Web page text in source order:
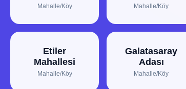
Mahalle/Köy Mahalle/Köy
Etiler
Mahallesi
Mahalle/Köy
Galatasaray
Adası
Mahalle/Köy